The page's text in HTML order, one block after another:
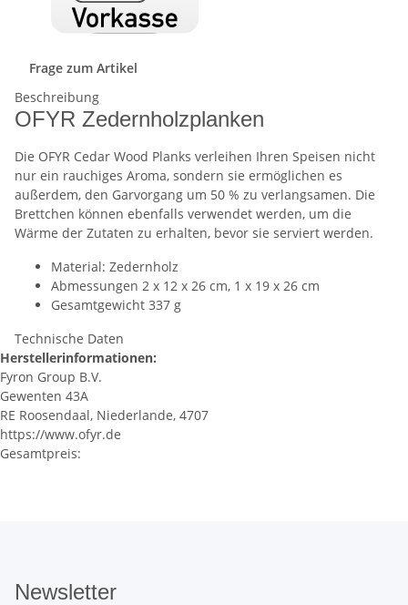
Frage zum Artikel
Beschreibung
OFYR Zedernholzplanken
Die OFYR Cedar Wood Planks verleihen Ihren Speisen nicht
nur ein rauchiges Aroma, sondern sie ermöglichen es
außerdem, den Garvorgang um 50 % zu verlangsamen. Die
Brettchen können ebenfalls verwendet werden, um die
Wärme der Zutaten zu erhalten, bevor sie serviert werden.
Material: Zedernholz
Abmessungen 2 x 12 x 26 cm, 1 x 19 x 26 cm
Gesamtgewicht 337 g
Technische Daten
Herstellerinformationen:
Fyron Group B.V.
Gewenten 43A
RE Roosendaal, Niederlande, 4707
https://www.ofyr.de
Gesamtpreis:
Newsletter